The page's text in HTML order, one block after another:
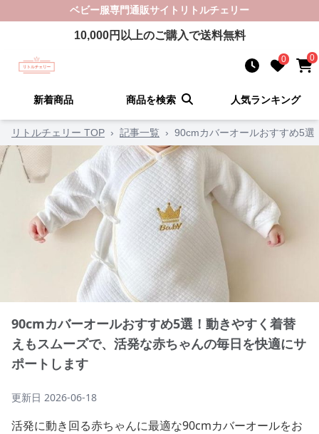
ベビー服専門通販サイト リトルチェリー
10,000円以上のご購入で送料無料
0 0
新着商品 商品を検索 人気ランキング
リトルチェリー TOP › 記事一覧 › 90cmカバーオールおすすめ5
90cmカバーオールおすすめ5選！動きやすく着替
えもスムーズで、活発な赤ちゃんの毎日を快適にサ
ポートします
更新日 2026-06-18
活発に動き回る赤ちゃんに最適な90cmカバーオールをお